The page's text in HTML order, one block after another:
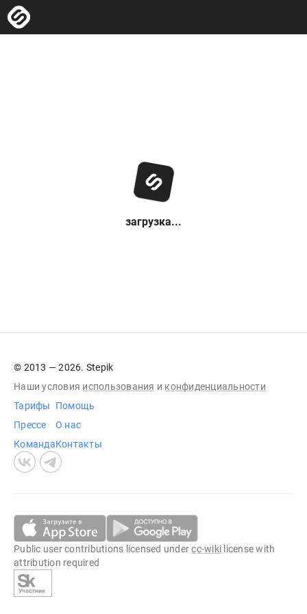
загрузка...
© 2013 — 2026. Stepik
Наши условия использования и конфиденциальности
Тарифы
Прессе
Команда
Помощь
О нас
Контакты
Public user contributions licensed undercc-wiki license with
attribution required